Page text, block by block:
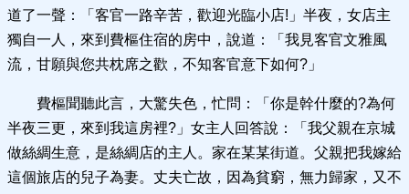
道了一聲：「客官一路辛苦，歡迎光臨小店!」半夜，女店主
獨自一人，來到費樞住宿的房中，說道：「我見客官文雅風
流，甘願與您共枕席之歡，不知客官意下如何?」
費樞聞聽此言，大驚失色，忙問：「你是幹什麼的?為何
半夜三更，來到我這房裡?」女主人回答說：「我父親在京城
做絲綢生意，是絲綢店的主人。家在某某街道。父親把我嫁給
這個旅店的兒子為妻。丈夫亡故，因為貧窮，無力歸家，又不